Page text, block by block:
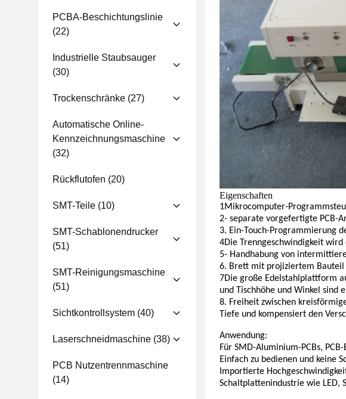
PCBA-Beschichtungslinie
(22)
Industrielle Staubsauger
(30)
Trockenschränke (27)
Automatische Online-
Kennzeichnungsmaschine
(32)
Rückflutofen (20)
SMT-Teile (10)
SMT-Schablonendrucker
(51)
SMT-Reinigungsmaschine
(51)
Sichtkontrollsystem (40)
Laserschneidmaschine (38)
PCB Nutzentrennmaschine
(14)
Eigenschaften
1Mikrocomputer-
2- separate vorgefertigte PCB-
3. Ein-Touch-Programmierung
4Die Trenngeschwindigkeit
5- Handhabung von
6. Brett mit projiziertem Bauteil
7Die große Edelstahlplattform
und Tischhöhe und Winkel sind
8. Freiheit zwischen
Tiefe und kompensiert den
Anwendung:
Für SMD-Aluminium-PCBs,
Einfach zu bedienen und keine
Importierte
Schaltplattenindustrie wie LED,